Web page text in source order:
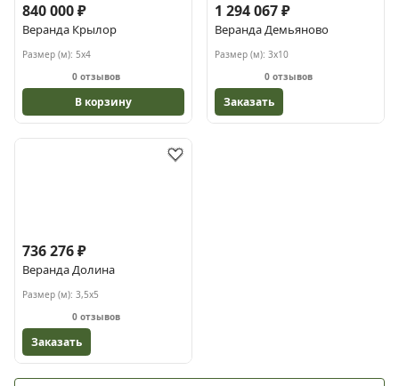
840 000 ₽
Веранда Крылор
Размер (м): 5х4
0 отзывов
В корзину
1 294 067 ₽
Веранда Демьяново
Размер (м): 3х10
0 отзывов
Заказать
736 276 ₽
Веранда Долина
Размер (м): 3,5х5
0 отзывов
Заказать